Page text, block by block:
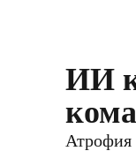
ИИ
Атрофия